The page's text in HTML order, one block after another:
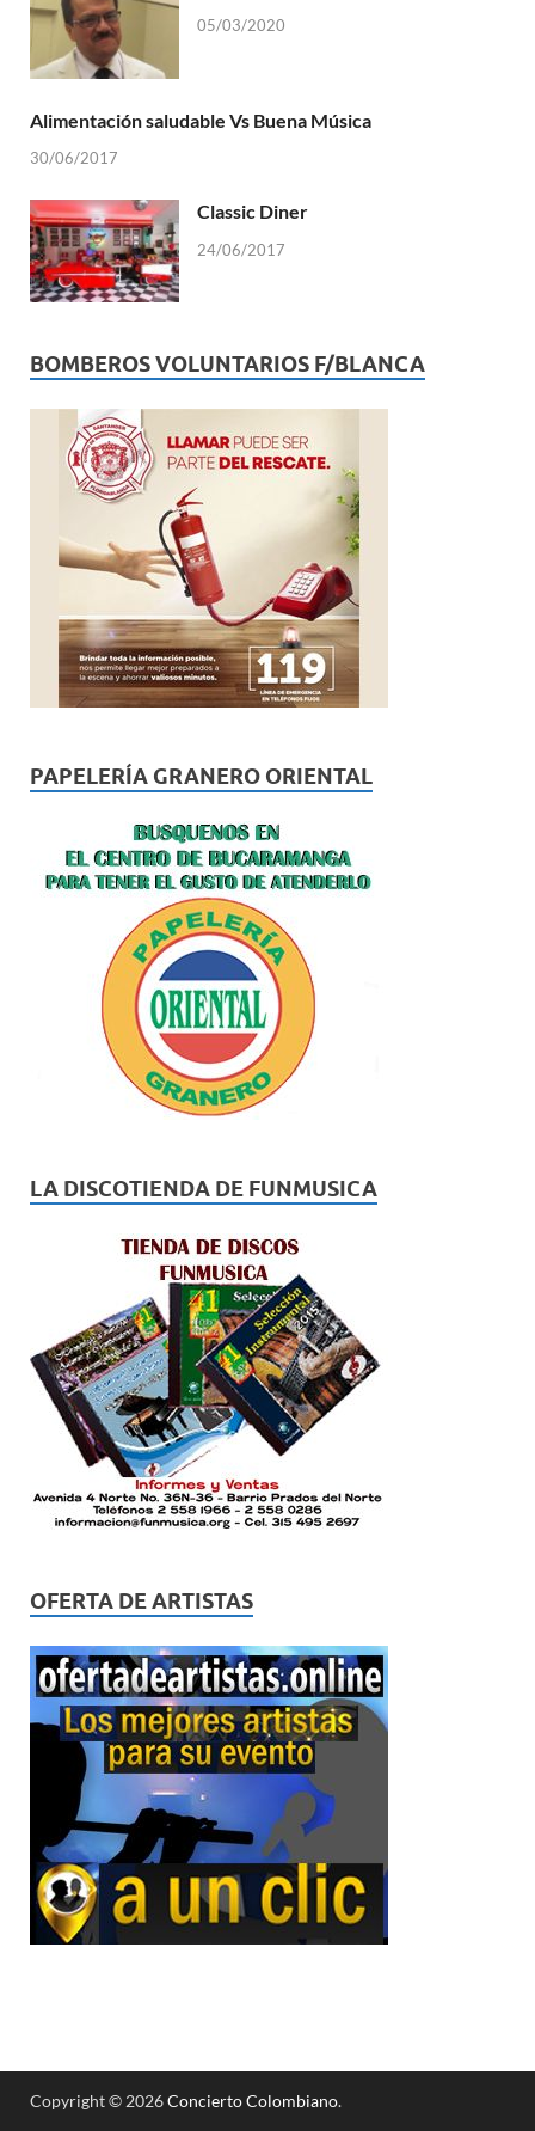
05/03/2020
Alimentación saludable Vs Buena Música
30/06/2017
Classic Diner
24/06/2017
BOMBEROS VOLUNTARIOS F/BLANCA
PAPELERÍA GRANERO ORIENTAL
LA DISCOTIENDA DE FUNMUSICA
OFERTA DE ARTISTAS
Copyright © 2026Concierto Colombiano.